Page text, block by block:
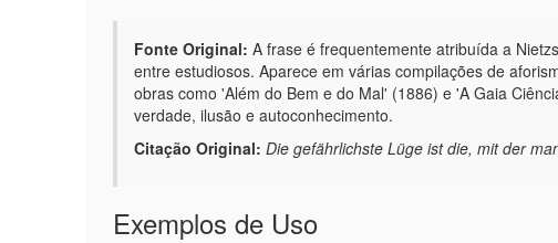
Fonte Original: A frase é frequentemente atribuída a
entre estudiosos. Aparece em várias compilações de
obras como 'Além do Bem e do Mal' (1886) e 'A Gaia
verdade, ilusão e autoconhecimento.
Citação Original: Die gefährlichste Lüge ist die, mit der
Exemplos de Uso